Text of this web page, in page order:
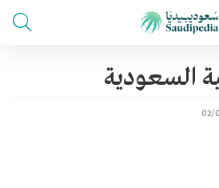
السعودية
02/